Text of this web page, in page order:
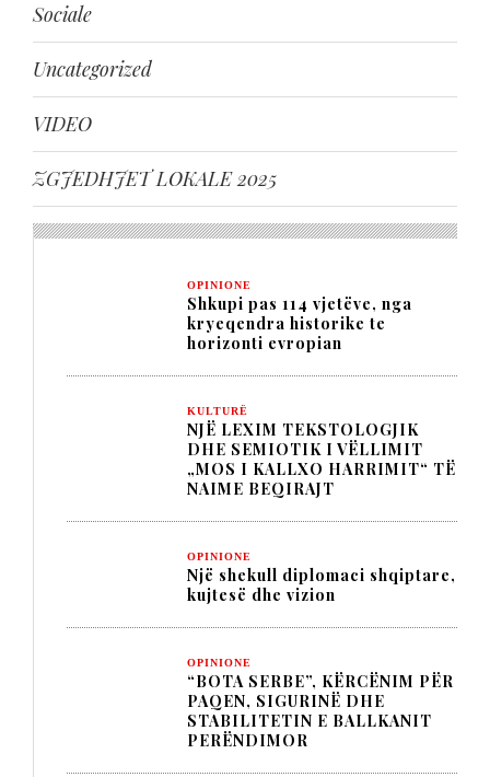
Sociale
Uncategorized
VIDEO
ZGJEDHJET LOKALE 2025
OPINIONE
Shkupi pas 114 vjetëve, nga
kryeqendra historike te
horizonti evropian
KULTURË
NJË LEXIM TEKSTOLOGJIK
DHE SEMIOTIK I VËLLIMIT
„MOS I KALLXO HARRIMIT“ TË
NAIME BEQIRAJT
OPINIONE
Një shekull diplomaci shqiptare,
kujtesë dhe vizion
OPINIONE
“BOTA SERBE”, KËRCËNIM PËR
PAQEN, SIGURINË DHE
STABILITETIN E BALLKANIT
PERËNDIMOR